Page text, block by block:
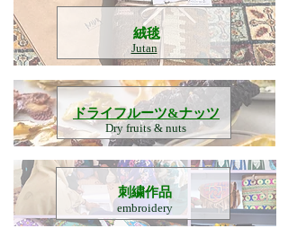
​絨毯
Jutan
​ドライフルーツ&ナッツ
Dry fruits & nuts
刺繍作品
embroidery